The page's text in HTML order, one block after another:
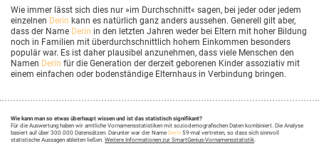
Wie immer lässt sich dies nur »im Durchschnitt« sagen, bei jeder oder jedem
einzelnen Derin kann es natürlich ganz anders aussehen. Generell gilt aber,
dass der Name Derin in den letzten Jahren weder bei Eltern mit hoher Bildung
noch in Familien mit überdurchschnittlich hohem Einkommen besonders
populär war. Es ist daher plausibel anzunehmen, dass viele Menschen den
Namen Derin für die Generation der derzeit geborenen Kinder assoziativ mit
einem einfachen oder bodenständige Elternhaus in Verbindung bringen.
Wie kann man so etwas überhaupt wissen und ist das statistisch signifikant?
Für die Auswertung haben wir amtliche Vornamensstatistiken mit soziodemografischen Daten kombiniert. Die Analyse
basiert auf über 300.000 Datensätzen. Darunter war der Name Derin 59-mal vertreten, so dass sich sinnvoll
statistische Aussagen ableiten ließen. Weitere Informationen zur SmartGenius-Vornamensstatistik